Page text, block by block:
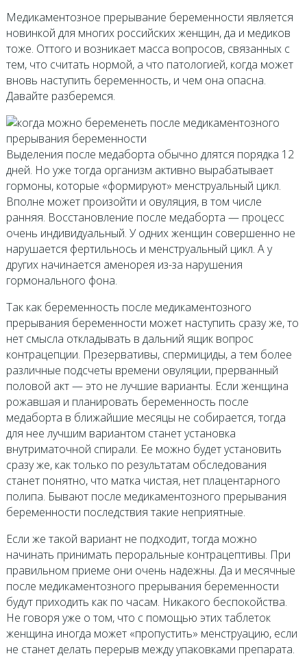
Медикаментозное прерывание беременности является
новинкой для многих российских женщин, да и медиков
тоже. Оттого и возникает масса вопросов, связанных с
тем, что считать нормой, а что патологией, когда может
вновь наступить беременность, и чем она опасна.
Давайте разберемся.
Выделения после медаборта обычно длятся порядка 12
дней. Но уже тогда организм активно вырабатывает
гормоны, которые «формируют» менструальный цикл.
Вполне может произойти и овуляция, в том числе
ранняя. Восстановление после медаборта — процесс
очень индивидуальный. У одних женщин совершенно не
нарушается фертильнось и менструальный цикл. А у
других начинается аменорея из-за нарушения
гормонального фона.
Так как беременность после медикаментозного
прерывания беременности может наступить сразу же, то
нет смысла откладывать в дальний ящик вопрос
контрацепции. Презервативы, спермициды, а тем более
различные подсчеты времени овуляции, прерванный
половой акт — это не лучшие варианты. Если женщина
рожавшая и планировать беременность после
медаборта в ближайшие месяцы не собирается, тогда
для нее лучшим вариантом станет установка
внутриматочной спирали. Ее можно будет установить
сразу же, как только по результатам обследования
станет понятно, что матка чистая, нет плацентарного
полипа. Бывают после медикаментозного прерывания
беременности последствия такие неприятные.
Если же такой вариант не подходит, тогда можно
начинать принимать пероральные контрацептивы. При
правильном приеме они очень надежны. Да и месячные
после медикаментозного прерывания беременности
будут приходить как по часам. Никакого беспокойства.
Не говоря уже о том, что с помощью этих таблеток
женщина иногда может «пропустить» менструацию, если
не станет делать перерыв между упаковками препарата.